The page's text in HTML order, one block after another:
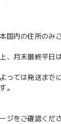
国内の住所のみ
、月末最終平日
っては発送まで
。
ジをご確認くださ